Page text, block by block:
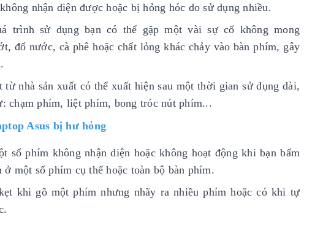
nhận diện được hoặc bị hỏng hóc do sử dụng nhiều.
trình sử dụng bạn có thể gặp một vài sự cố không mong
đổ nước, cà phê hoặc chất lỏng khác chảy vào bàn phím, gây
nhà sản xuất có thể xuất hiện sau một thời gian sử dụng dài,
chạm phím, liệt phím, bong tróc nút phím...
Asus bị hư hỏng
số phím không nhận diện hoặc không hoạt động khi bạn bấm
một số phím cụ thể hoặc toàn bộ bàn phím.
khi gõ một phím nhưng nhãy ra nhiều phím hoặc có khi tự